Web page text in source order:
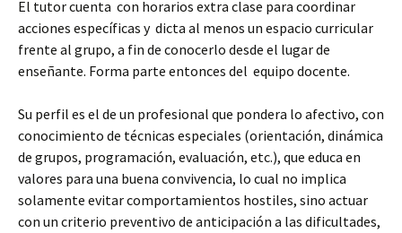
El tutor cuenta con horarios extra clase para coordinar
acciones específicas y dicta al menos un espacio curricular
frente al grupo, a fin de conocerlo desde el lugar de
enseñante. Forma parte entonces del equipo docente.
Su perfil es el de un profesional que pondera lo afectivo, con
conocimiento de técnicas especiales (orientación, dinámica
de grupos, programación, evaluación, etc.), que educa en
valores para una buena convivencia, lo cual no implica
solamente evitar comportamientos hostiles, sino actuar
con un criterio preventivo de anticipación a las dificultades,